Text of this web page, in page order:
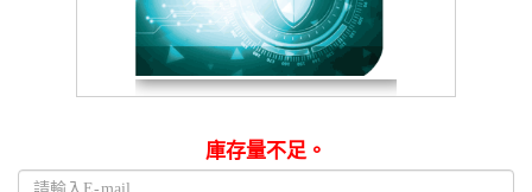
庫存量不足。